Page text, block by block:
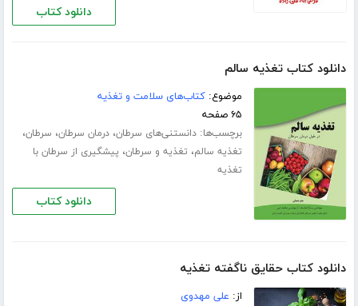
دانلود کتاب
دانلود کتاب تغذیه سالم
موضوع:کتاب‌های سلامت و تغذیه
۶۵ صفحه
برچسب‌ها:دانستنی‌های سرطان،درمان سرطان، سرطان،
تغذیه سالم، تغذیه و سرطان، پیشگیری از سرطان با
تغذیه
دانلود کتاب
دانلود کتاب حقایق ناگفته تغذیه
از: علی مهدوی